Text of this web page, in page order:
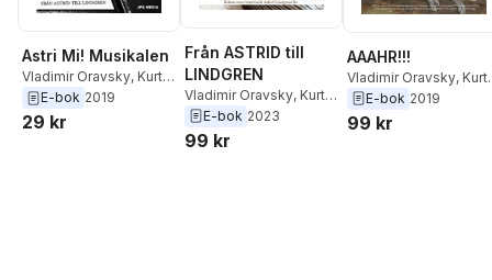
Astri Mi! Musikalen
Vladimir Oravsky, Kurt
Peter Larsen
E-bok 2019
29 kr
Från ASTRID till
LINDGREN
Vladimir Oravsky, Kurt
Peter Larsen
E-bok 2023
99 kr
AAAHR!!!
Vladimir Oravsky, Kurt
Peter Larsen
E-bok 2019
99 kr